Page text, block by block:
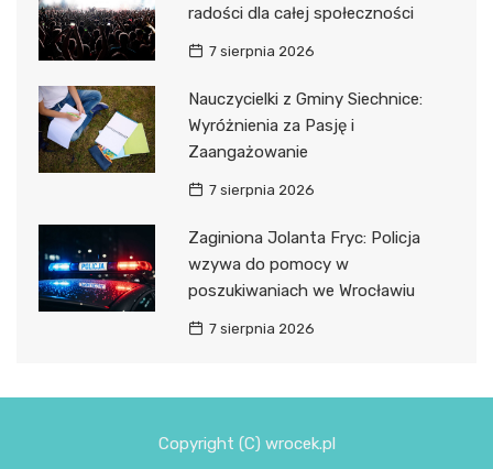
radości dla całej społeczności
7 sierpnia 2026
Nauczycielki z Gminy Siechnice:
Wyróżnienia za Pasję i
Zaangażowanie
7 sierpnia 2026
Zaginiona Jolanta Fryc: Policja
wzywa do pomocy w
poszukiwaniach we Wrocławiu
7 sierpnia 2026
Copyright (C) wrocek.pl